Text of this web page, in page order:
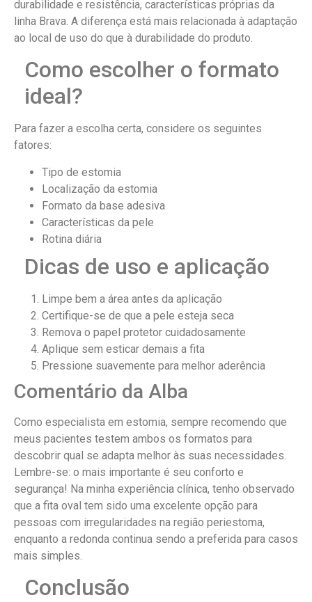
durabilidade e resistência, características próprias da
linha Brava. A diferença está mais relacionada à adaptação
ao local de uso do que à durabilidade do produto.
Como escolher o formato
ideal?
Para fazer a escolha certa, considere os seguintes
fatores:
Tipo de estomia
Localização da estomia
Formato da base adesiva
Características da pele
Rotina diária
Dicas de uso e aplicação
Limpe bem a área antes da aplicação
Certifique-se de que a pele esteja seca
Remova o papel protetor cuidadosamente
Aplique sem esticar demais a fita
Pressione suavemente para melhor aderência
Comentário da Alba
Como especialista em estomia, sempre recomendo que
meus pacientes testem ambos os formatos para
descobrir qual se adapta melhor às suas necessidades.
Lembre-se: o mais importante é seu conforto e
segurança! Na minha experiência clínica, tenho observado
que a fita oval tem sido uma excelente opção para
pessoas com irregularidades na região periestoma,
enquanto a redonda continua sendo a preferida para casos
mais simples.
Conclusão